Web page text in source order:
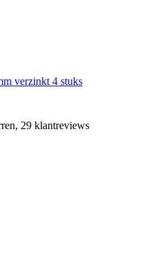
verzinkt 4 stuks
29 klantreviews